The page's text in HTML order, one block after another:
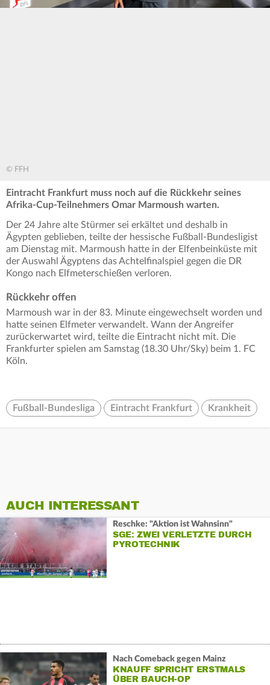
© FFH
Eintracht Frankfurt muss noch auf die Rückkehr seines
Afrika-Cup-Teilnehmers Omar Marmoush warten.
Der 24 Jahre alte Stürmer sei erkältet und deshalb in
Ägypten geblieben, teilte der hessische Fußball-Bundesligist
am Dienstag mit. Marmoush hatte in der Elfenbeinküste mit
der Auswahl Ägyptens das Achtelfinalspiel gegen die DR
Kongo nach Elfmeterschießen verloren.
Rückkehr offen
Marmoush war in der 83. Minute eingewechselt worden und
hatte seinen Elfmeter verwandelt. Wann der Angreifer
zurückerwartet wird, teilte die Eintracht nicht mit. Die
Frankfurter spielen am Samstag (18.30 Uhr/Sky) beim 1. FC
Köln.
Fußball-Bundesliga Eintracht Frankfurt Krankheit
AUCH INTERESSANT
Reschke: "Aktion ist Wahnsinn"
SGE: ZWEI VERLETZTE DURCH
PYROTECHNIK
Nach Comeback gegen Mainz
KNAUFF SPRICHT ERSTMALS
ÜBER BAUCH-OP